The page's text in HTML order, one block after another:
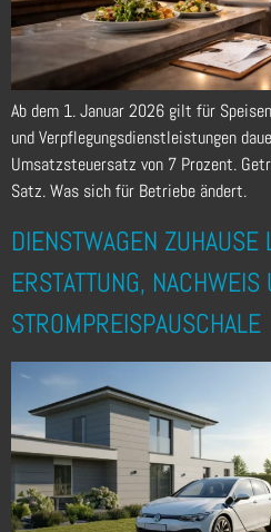
Ab dem 1. Januar 2026 gilt für
und Verpflegungsdienstleistungen
Umsatzsteuersatz von 7 Prozent.
Satz. Was sich für Betriebe ändert.
DIENSTWAGEN
ERSTATTUNG, NACHWEIS
STROMPREISPAUSCHALE